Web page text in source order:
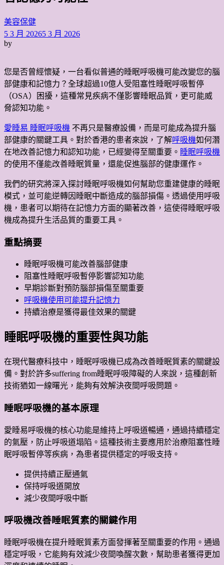
美容保健
5 3 月 20265 3 月 2026
by
您是否曾經懷疑，一台看似普通的睡眠呼吸機可能改變您的腦
部健康和記憶力？全球超過10億人受阻塞性睡眠呼吸暫停
（OSA）困擾，這種常見疾病不僅影響睡眠品質，更可能威
脅認知功能。
愛睡易 睡眠呼吸機 不再只是醫療設備，而是可能成為提升腦
部健康的關鍵工具。對於香港的患者來說，了解呼吸機如何潛
在地改善記憶力和認知功能，已經變得至關重要。 睡眠呼吸機
的使用不僅能改善睡眠質量，還能促進腦部的健康運作。
我們的研究將深入探討睡眠呼吸機如何幫助您重建健康的睡眠
模式，並可能逆轉因睡眠中斷造成的腦部損傷。透過使用呼吸
機，患者可以期待在記憶力方面的顯著改善，這使得睡眠呼吸
機成為提升生活品質的重要工具。
重點摘要
睡眠呼吸機可能改善腦部健康
阻塞性睡眠呼吸暫停影響認知功能
早期診斷對預防腦部損傷至關重要
呼吸機使用可能提升記憶力
持續治療是獲得最佳效果的關鍵
睡眠呼吸機的重要性與功能
在現代醫療科技中，睡眠呼吸機已成為改善睡眠質素的關鍵設
備。對於許多suffering from睡眠呼吸障礙的人來說，這種創新
技術猶如一線曙光，能夠有效解決夜間呼吸問題。
睡眠呼吸機的基本原理
愛睡易呼吸機的核心功能是維持上呼吸道暢通，通過持續穩定
的氣壓，防止呼吸道塌陷。這種技術主要應用於治療阻塞性睡
眠呼吸暫停等疾病，為患者提供穩定的呼吸支持。
提供持續正壓通氣
保持呼吸道開放
減少夜間呼吸中斷
呼吸機改善睡眠質素的關鍵作用
睡眠呼吸機在提升睡眠質素方面發揮著至關重要的作用。通過
穩定呼吸，它能夠有效減少夜間喚醒次數，幫助患者獲得更加